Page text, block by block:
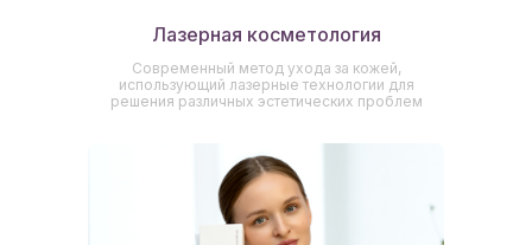
Современный метод ухода за кожей,
использующий лазерные технологии для
решения различных эстетических проблем
Лазерная косметология